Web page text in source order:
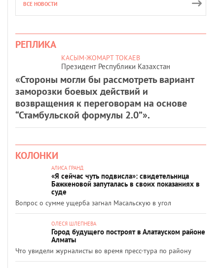
ВСЕ НОВОСТИ
РЕПЛИКА
КАСЫМ-ЖОМАРТ ТОКАЕВ
Президент Республики Казахстан
«Стороны могли бы рассмотреть вариант
заморозки боевых действий и
возвращения к переговорам на основе
“Стамбульской формулы 2.0”».
КОЛОНКИ
АЛИСА ГРАНД
«Я сейчас чуть подвисла»: свидетельница
Бажкеновой запуталась в своих показаниях в
суде
Вопрос о сумме ущерба загнал Масальскую в угол
ОЛЕСЯ ШЛЕПНЕВА
Город будущего построят в Алатауском районе
Алматы
Что увидели журналисты во время пресс-тура по району